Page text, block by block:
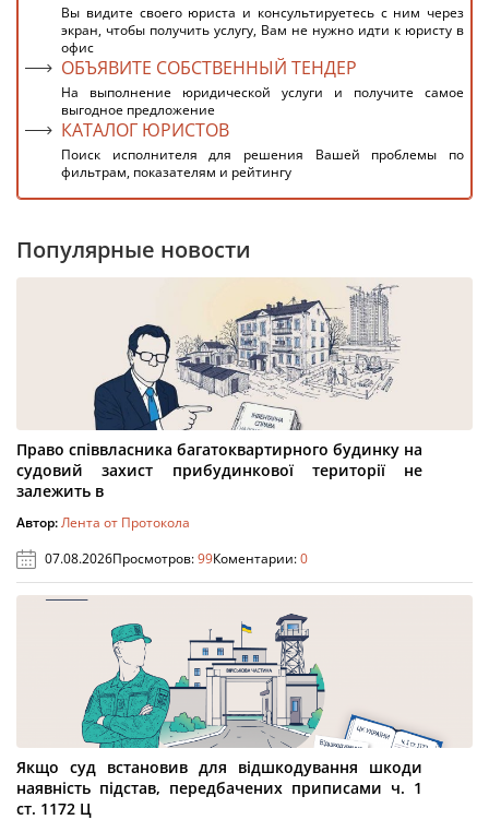
Вы видите своего юриста и консультируетесь с ним через
экран, чтобы получить услугу, Вам не нужно идти к юристу в
офис
ОБЪЯВИТЕ СОБСТВЕННЫЙ ТЕНДЕР
На выполнение юридической услуги и получите самое
выгодное предложение
КАТАЛОГ ЮРИСТОВ
Поиск исполнителя для решения Вашей проблемы по
фильтрам, показателям и рейтингу
Популярные новости
Право співвласника багатоквартирного будинку на
судовий захист прибудинкової території не
залежить в
Автор:Лента от Протокола
07.08.2026Просмотров:99Коментарии:0
Якщо суд встановив для відшкодування шкоди
наявність підстав, передбачених приписами ч. 1
ст. 1172 Ц